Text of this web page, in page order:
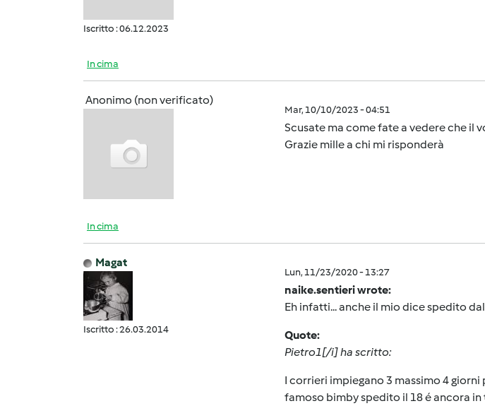
Iscritto : 06.12.2023
In cima
Anonimo (non verificato)
Mar, 10/10/2023 - 04:51
Scusate ma come fate a vedere che il
Grazie mille a chi mi risponderà
In cima
Magat
Iscritto : 26.03.2014
Lun, 11/23/2020 - 13:27
naike.sentieri wrote:
Eh infatti... anche il mio dice spedito
Quote:
Pietro1[/i] ha scritto:
I corrieri impiegano 3 massimo 4
famoso bimby spedito il 18 é ancora